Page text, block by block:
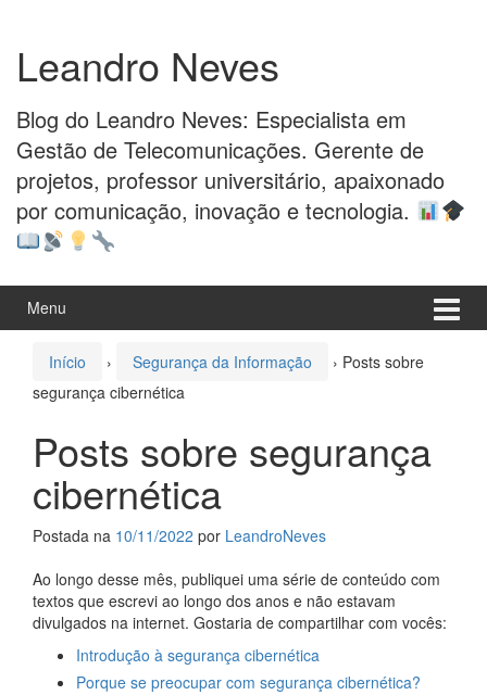
conteúdo
menu
principal
Leandro Neves
Blog do Leandro Neves: Especialista em
Gestão de Telecomunicações. Gerente de
projetos, professor universitário, apaixonado
por comunicação, inovação e tecnologia.
Menu
Início › Segurança da Informação › Posts sobre
segurança cibernética
Posts sobre segurança
cibernética
Postada na 10/11/2022 por LeandroNeves
Ao longo desse mês, publiquei uma série de conteúdo com
textos que escrevi ao longo dos anos e não estavam
divulgados na internet. Gostaria de compartilhar com vocês:
Introdução à segurança cibernética
Porque se preocupar com segurança cibernética?